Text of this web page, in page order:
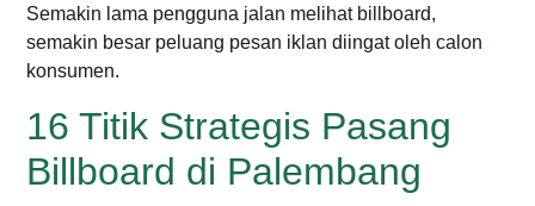
Semakin lama pengguna jalan melihat billboard,
semakin besar peluang pesan iklan diingat oleh calon
konsumen.
16 Titik Strategis Pasang
Billboard di Palembang